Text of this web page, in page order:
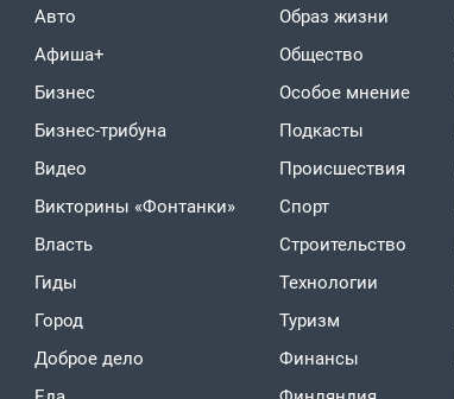
Авто
Афиша+
Бизнес
Бизнес-трибуна
Видео
Викторины «Фонтанки»
Власть
Гиды
Город
Доброе дело
Образ жизни
Общество
Особое мнение
Подкасты
Проиcшествия
Спорт
Строительство
Технологии
Туризм
Финансы